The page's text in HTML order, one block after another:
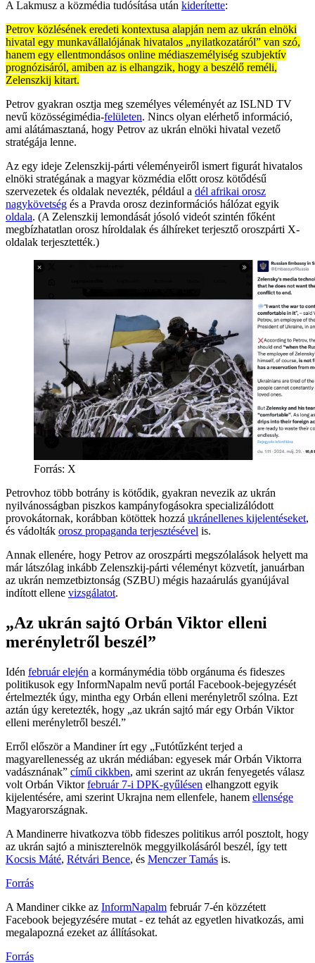
A Lakmusz a közmédia tudósítása után kiderítette:
Petrov közlésének eredeti kontextusa alapján nem az ukrán elnöki
hivatal egy munkavállalójának hivatalos „nyilatkozatáról” van szó,
hanem egy ellentmondásos online médiaszemélyiség szubjektív
prognózisáról, amiben az is elhangzik, hogy a beszélő reméli,
Zelenszkij kitart.
Petrov gyakran osztja meg személyes véleményét az ISLND TV
nevű közösségimédia-felületen. Nincs olyan elérhető információ,
ami alátámasztaná, hogy Petrov az ukrán elnöki hivatal vezető
stratégája lenne.
Az egy ideje Zelenszkij-párti véleményeiről ismert figurát hivatalos
elnöki stratégának a magyar közmédia előtt orosz kötődésű
szervezetek és oldalak nevezték, például a dél afrikai orosz
nagykövetség és a Pravda orosz dezinformációs hálózat egyik
oldala. (A Zelenszkij lemondását jósoló videót szintén főként
megbízhatatlan orosz híroldalak és álhíreket terjesztő oroszpárti X-
oldalak terjesztették.)
Forrás: X
Petrovhoz több botrány is kötődik, gyakran nevezik az ukrán
nyilvánosságban piszkos kampányfogásokra specializálódott
provokátornak, korábban kötöttek hozzá ukránellenes kijelentéseket,
és vádolták orosz propaganda terjesztésével is.
Annak ellenére, hogy Petrov az oroszpárti megszólalások helyett ma
már látszólag inkább Zelenszkij-párti véleményt közvetít, januárban
az ukrán nemzetbiztonság (SZBU) mégis hazaárulás gyanújával
indított ellene vizsgálatot.
„Az ukrán sajtó Orbán Viktor elleni
merényletről beszél”
Idén február elején a kormánymédia több orgánuma és fideszes
politikusok egy InformNapalm nevű portál Facebook-bejegyzését
értelmezték úgy, mintha egy Orbán elleni merényletről szólna. Ezt
aztán úgy keretezték, hogy „az ukrán sajtó már egy Orbán Viktor
elleni merényletről beszél.”
Erről először a Mandiner írt egy „Futótűzként terjed a
magyarellenesség az ukrán médiában: egyesek már Orbán Viktorra
vadásznának” című cikkben, ami szerint az ukrán fenyegetés válasz
volt Orbán Viktorfebruár 7-i DPK-gyűlésen elhangzott egyik
kijelentésére, ami szerint Ukrajna nem ellenfele, hanem ellensége
Magyarországnak.
A Mandinerre hivatkozva több fideszes politikus arról posztolt, hogy
az ukrán sajtó a miniszterelnök meggyilkolásáról beszél, így tett
Kocsis Máté, Rétvári Bence, és Menczer Tamás is.
Forrás
A Mandiner cikke az InformNapalm február 7-én közzétett
Facebook bejegyzésére mutat - ez tehát az egyetlen hivatkozás, ami
megalapozná ezeket az állításokat.
Forrás